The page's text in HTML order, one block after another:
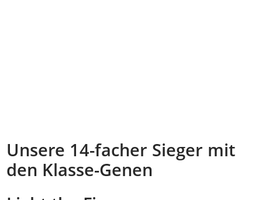
Unsere 14-facher Sieger mit
den Klasse-Genen